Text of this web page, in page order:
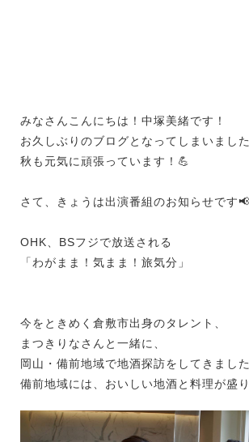
みなさんこんにちは！中塚美緒です！
お久しぶりのブログとなってしまいまし
秋も元気に頑張っています！💪
さて、きょうは出演番組のお知らせです📢
OHK、BSフジで放送される
「わがまま！気まま！旅気分」
今をときめく倉敷市出身のタレント、
まつきりなさんと一緒に、
岡山・備前地域で地酒探訪をしてきまし
備前地域には、おいしい地酒と料理が盛